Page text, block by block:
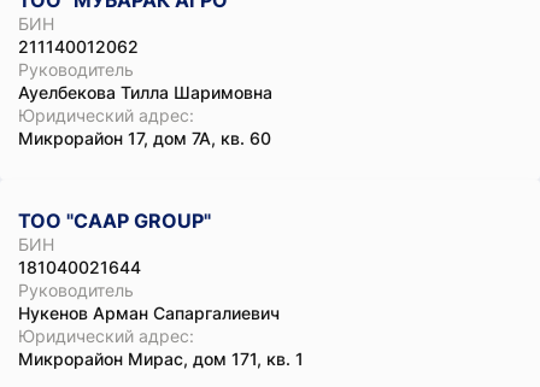
БИН
211140012062
Руководитель
Ауелбекова Тилла Шаримовна
Юридический адрес:
Микрорайон 17, дом 7А, кв. 60
ТОО "СААР GROUP"
БИН
181040021644
Руководитель
Нукенов Арман Сапаргалиевич
Юридический адрес:
Микрорайон Мирас, дом 171, кв. 1